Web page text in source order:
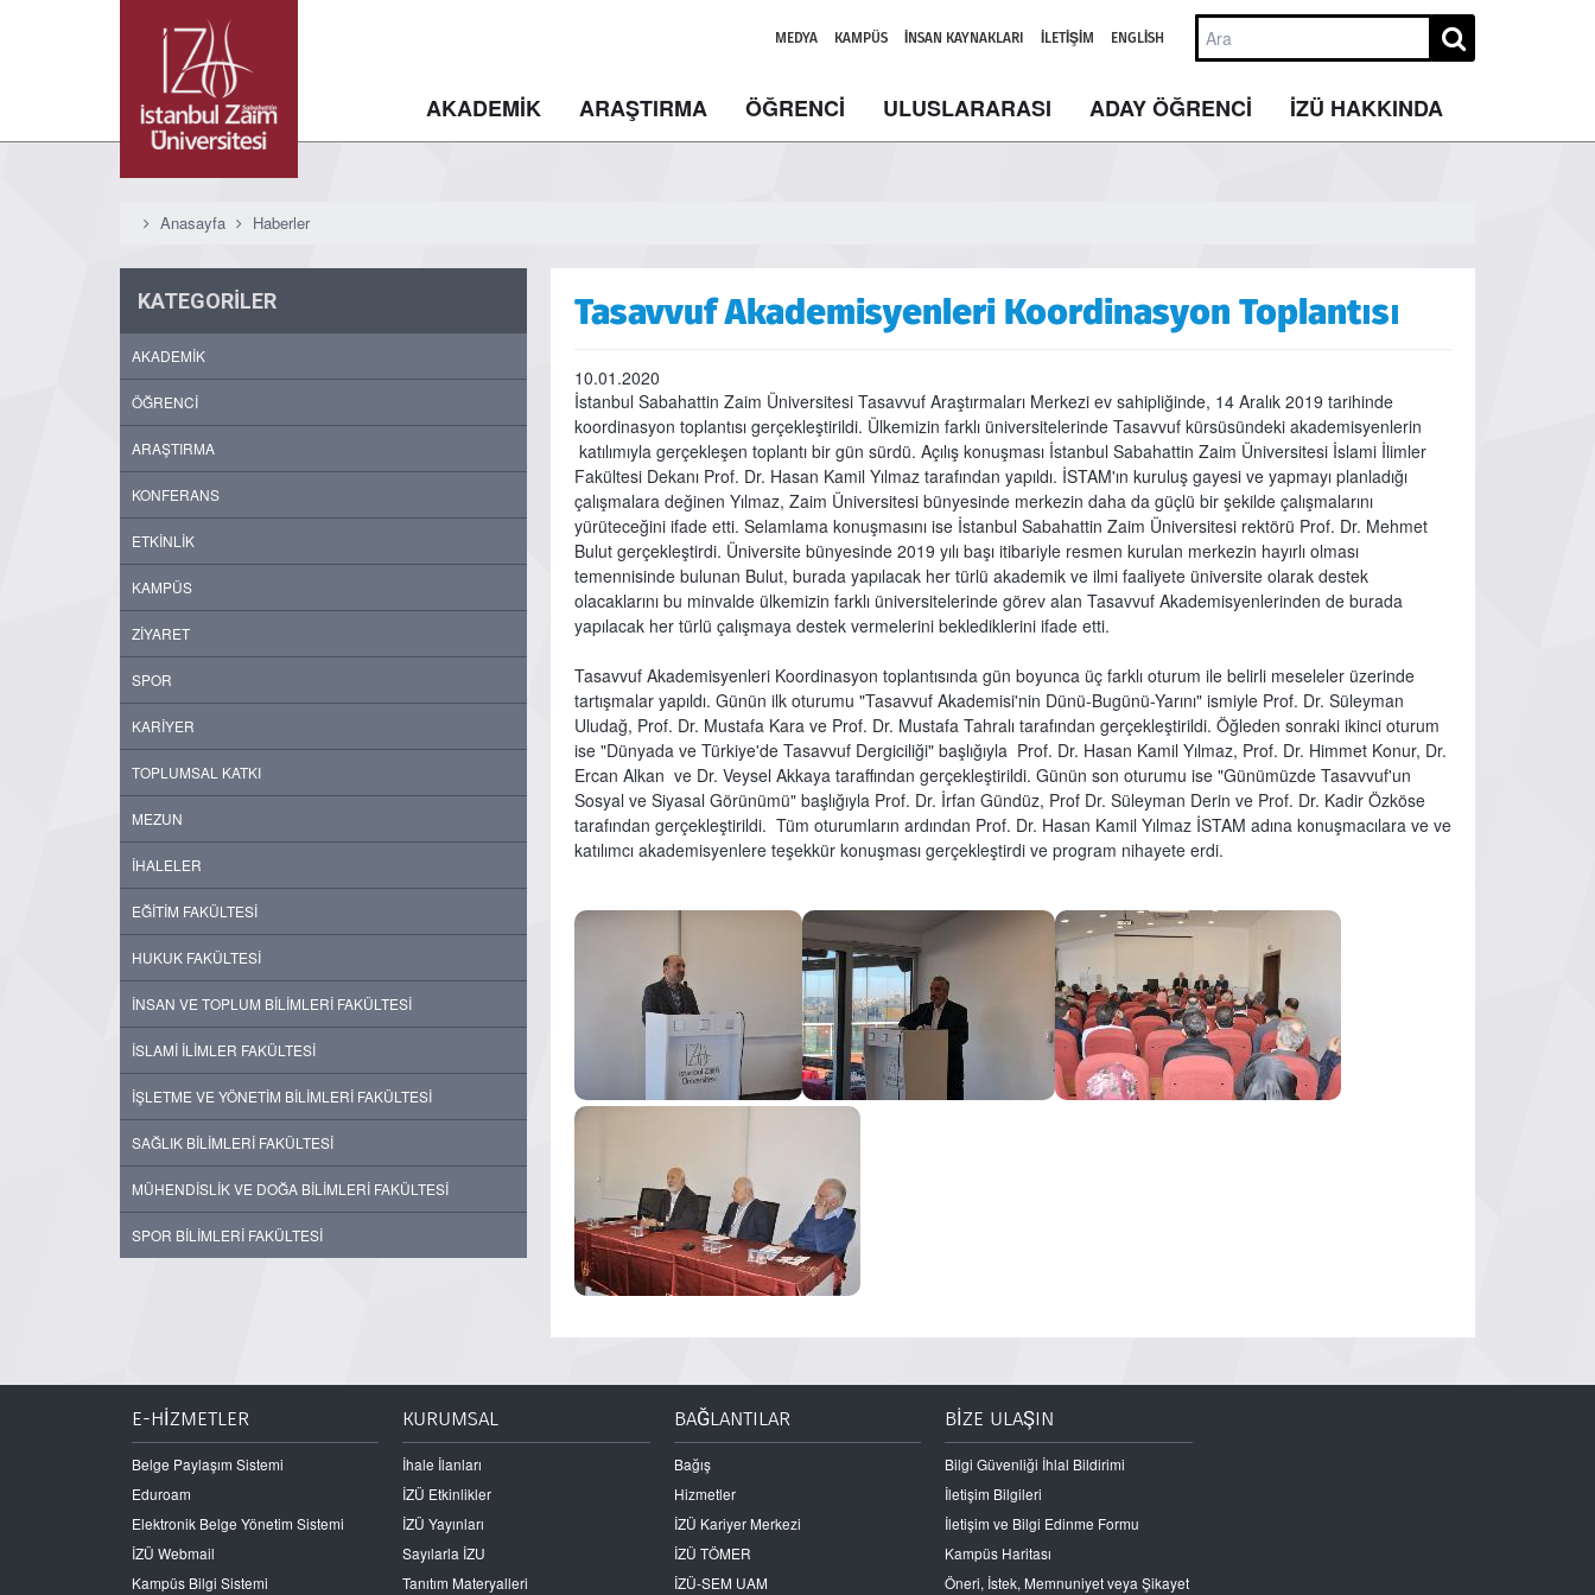
MEDYA KAMPÜS İNSAN KAYNAKLARI İLETIŞIM ENGLISH
AKADEMİK ARAŞTIRMA ÖĞRENCİ ULUSLARARASI ADAY ÖĞRENCİ İZÜ HAKKINDA
Anasayfa Haberler
KATEGORİLER
AKADEMİK
ÖĞRENCİ
ARAŞTIRMA
KONFERANS
ETKİNLİK
KAMPÜS
ZİYARET
SPOR
KARİYER
TOPLUMSAL KATKI
MEZUN
İHALELER
EĞİTİM FAKÜLTESİ
HUKUK FAKÜLTESİ
İNSAN VE TOPLUM BİLİMLERİ FAKÜLTESİ
İSLAMİ İLİMLER FAKÜLTESİ
İŞLETME VE YÖNETİM BİLİMLERİ FAKÜLTESİ
SAĞLIK BİLİMLERİ FAKÜLTESİ
MÜHENDİSLİK VE DOĞA BİLİMLERİ FAKÜLTESİ
SPOR BİLİMLERİ FAKÜLTESİ
Tasavvuf Akademisyenleri Koordinasyon Toplantısı
10.01.2020
İstanbul Sabahattin Zaim Üniversitesi Tasavvuf Araştırmaları Merkezi ev sahipliğinde, 14 Aralık 2019 tarihinde
koordinasyon toplantısı gerçekleştirildi. Ülkemizin farklı üniversitelerinde Tasavvuf kürsüsündeki akademisyenlerin
katılımıyla gerçekleşen toplantı bir gün sürdü. Açılış konuşması İstanbul Sabahattin Zaim Üniversitesi İslami İlimler
Fakültesi Dekanı Prof. Dr. Hasan Kamil Yılmaz tarafından yapıldı. İSTAM'ın kuruluş gayesi ve yapmayı planladığı
çalışmalara değinen Yılmaz, Zaim Üniversitesi bünyesinde merkezin daha da güçlü bir şekilde çalışmalarını
yürüteceğini ifade etti. Selamlama konuşmasını ise İstanbul Sabahattin Zaim Üniversitesi rektörü Prof. Dr. Mehmet
Bulut gerçekleştirdi. Üniversite bünyesinde 2019 yılı başı itibariyle resmen kurulan merkezin hayırlı olması
temennisinde bulunan Bulut, burada yapılacak her türlü akademik ve ilmi faaliyete üniversite olarak destek
olacaklarını bu minvalde ülkemizin farklı üniversitelerinde görev alan Tasavvuf Akademisyenlerinden de burada
yapılacak her türlü çalışmaya destek vermelerini beklediklerini ifade etti.
Tasavvuf Akademisyenleri Koordinasyon toplantısında gün boyunca üç farklı oturum ile belirli meseleler üzerinde
tartışmalar yapıldı. Günün ilk oturumu "Tasavvuf Akademisi'nin Dünü-Bugünü-Yarını" ismiyle Prof. Dr. Süleyman
Uludağ, Prof. Dr. Mustafa Kara ve Prof. Dr. Mustafa Tahralı tarafından gerçekleştirildi. Öğleden sonraki ikinci oturum
ise "Dünyada ve Türkiye'de Tasavvuf Dergiciliği" başlığıyla Prof. Dr. Hasan Kamil Yılmaz, Prof. Dr. Himmet Konur, Dr.
Ercan Alkan ve Dr. Veysel Akkaya taraffından gerçekleştirildi. Günün son oturumu ise "Günümüzde Tasavvuf'un
Sosyal ve Siyasal Görünümü" başlığıyla Prof. Dr. İrfan Gündüz, Prof Dr. Süleyman Derin ve Prof. Dr. Kadir Özköse
tarafından gerçekleştirildi. Tüm oturumların ardından Prof. Dr. Hasan Kamil Yılmaz İSTAM adına konuşmacılara ve ve
katılımcı akademisyenlere teşekkür konuşması gerçekleştirdi ve program nihayete erdi.
E-HİZMETLER
Belge Paylaşım Sistemi
Eduroam
Elektronik Belge Yönetim Sistemi
İZÜ Webmail
Kampüs Bilgi Sistemi
KURUMSAL
İhale İlanları
İZÜ Etkinlikler
İZÜ Yayınları
Sayılarla İZU
Tanıtım Materyalleri
BAĞLANTILAR
Bağış
Hizmetler
İZÜ Kariyer Merkezi
İZÜ TÖMER
İZÜ-SEM UAM
BİZE ULAŞIN
Bilgi Güvenliği İhlal Bildirimi
İletişim Bilgileri
İletişim ve Bilgi Edinme Formu
Kampüs Haritası
Öneri, İstek, Memnuniyet veya Şikayet